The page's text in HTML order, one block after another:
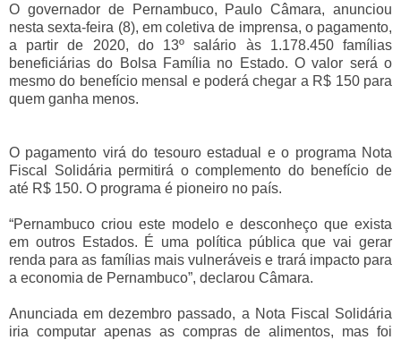
O governador de Pernambuco, Paulo Câmara, anunciou
nesta sexta-feira (8), em coletiva de imprensa, o pagamento,
a partir de 2020, do 13º salário às 1.178.450 famílias
beneficiárias do Bolsa Família no Estado. O valor será o
mesmo do benefício mensal e poderá chegar a R$ 150 para
quem ganha menos.
O pagamento virá do tesouro estadual e o programa Nota
Fiscal Solidária permitirá o complemento do benefício de
até R$ 150. O programa é pioneiro no país.
“Pernambuco criou este modelo e desconheço que exista
em outros Estados. É uma política pública que vai gerar
renda para as famílias mais vulneráveis e trará impacto para
a economia de Pernambuco”, declarou Câmara.
Anunciada em dezembro passado, a Nota Fiscal Solidária
iria computar apenas as compras de alimentos, mas foi